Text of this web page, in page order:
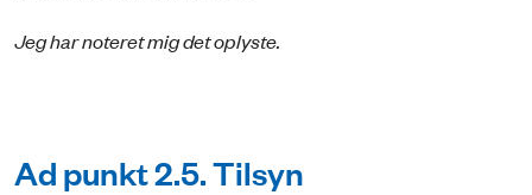
Jeg har noteret mig det oplyste.
Ad punkt 2.5. Tilsyn